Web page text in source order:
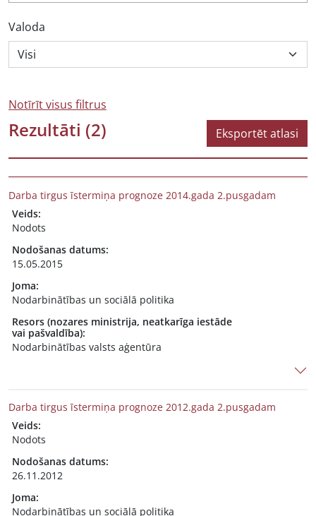
Valoda
Notīrīt visus filtrus
Rezultāti (2) Eksportēt atlasi
Darba tirgus īstermiņa prognoze 2014.gada 2.pusgadam
Veids:
Nodots
Nodošanas datums:
15.05.2015
Joma:
Nodarbinātības un sociālā politika
Resors (nozares ministrija, neatkarīga iestāde
vai pašvaldība):
Nodarbinātības valsts aģentūra
Darba tirgus īstermiņa prognoze 2012.gada 2.pusgadam
Veids:
Nodots
Nodošanas datums:
26.11.2012
Joma:
Nodarbinātības un sociālā politika